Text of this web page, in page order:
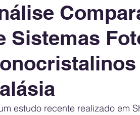
United States Policy Public Policy
Sistemas
estudo recente realizado em